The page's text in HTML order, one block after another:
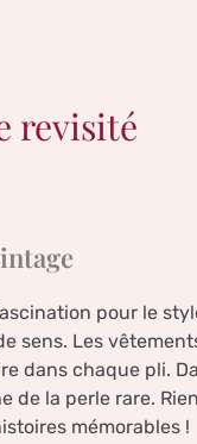
revisité
pour le
sens. Les
dans chaque pli.
de la perle rare.
mémorables !